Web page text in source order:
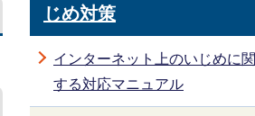
じめ対策
インターネット上のいじめに関
する対応マニュアル